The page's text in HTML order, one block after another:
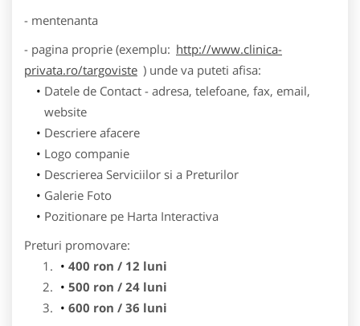
- mentenanta
- pagina proprie (exemplu: http://www.clinica-
privata.ro/targoviste ) unde va puteti afisa:
Datele de Contact - adresa, telefoane, fax, email,
website
Descriere afacere
Logo companie
Descrierea Serviciilor si a Preturilor
Galerie Foto
Pozitionare pe Harta Interactiva
Preturi promovare:
400 ron / 12 luni
500 ron / 24 luni
600 ron / 36 luni